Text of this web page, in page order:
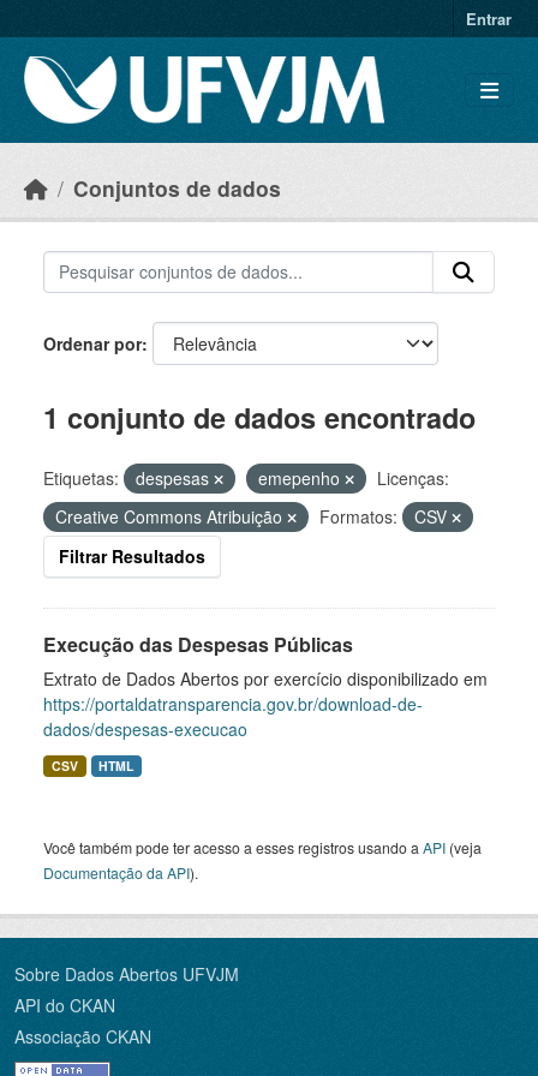
Entrar
Conjuntos de dados
Ordenar por
1 conjunto de dados encontrado
Etiquetas: despesas emepenho
Licenças:
Creative Commons Atribuição
Formatos:
CSV
Filtrar Resultados
Execução das Despesas Públicas
Extrato de Dados Abertos por exercício disponibilizado em
https://portaldatransparencia.gov.br/download-de-
dados/despesas-execucao
CSV HTML
Você também pode ter acesso a esses registros usando a API (veja
Documentação da API).
Sobre Dados Abertos UFVJM
API do CKAN
Associação CKAN